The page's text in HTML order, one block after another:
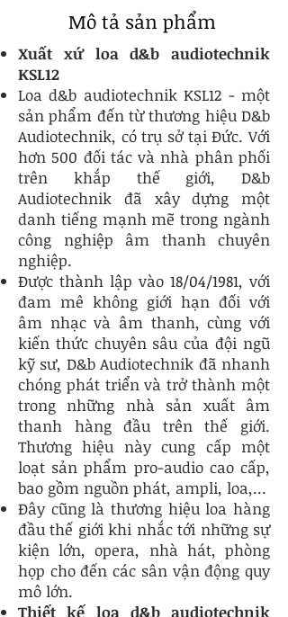
Mô tả sản phẩm
Xuất xứ loa d&b audiotechnik
KSL12
Loa d&b audiotechnik KSL12 - một
sản phẩm đến từ thương hiệu D&b
Audiotechnik, có trụ sở tại Đức. Với
hơn 500 đối tác và nhà phân phối
trên khắp thế giới, D&b
Audiotechnik đã xây dựng một
danh tiếng mạnh mẽ trong ngành
công nghiệp âm thanh chuyên
nghiệp.
Được thành lập vào 18/04/1981, với
đam mê không giới hạn đối với
âm nhạc và âm thanh, cùng với
kiến thức chuyên sâu của đội ngũ
kỹ sư, D&b Audiotechnik đã nhanh
chóng phát triển và trở thành một
trong những nhà sản xuất âm
thanh hàng đầu trên thế giới.
Thương hiệu này cung cấp một
loạt sản phẩm pro-audio cao cấp,
bao gồm nguồn phát, ampli, loa,...
Đây cũng là thương hiệu loa hàng
đầu thế giới khi nhắc tới những sự
kiện lớn, opera, nhà hát, phòng
họp cho đến các sân vận động quy
mô lớn.
Thiết kế loa d&b audiotechnik